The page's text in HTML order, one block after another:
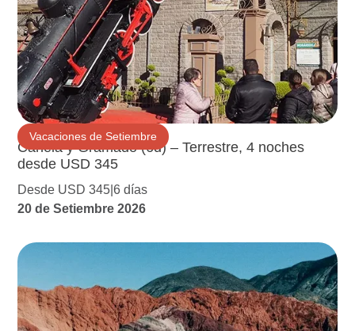
Vacaciones de Setiembre
Canela y Gramado (6d) – Terrestre, 4 noches
desde USD 345
Desde USD 345 6 días
20 de Setiembre 2026